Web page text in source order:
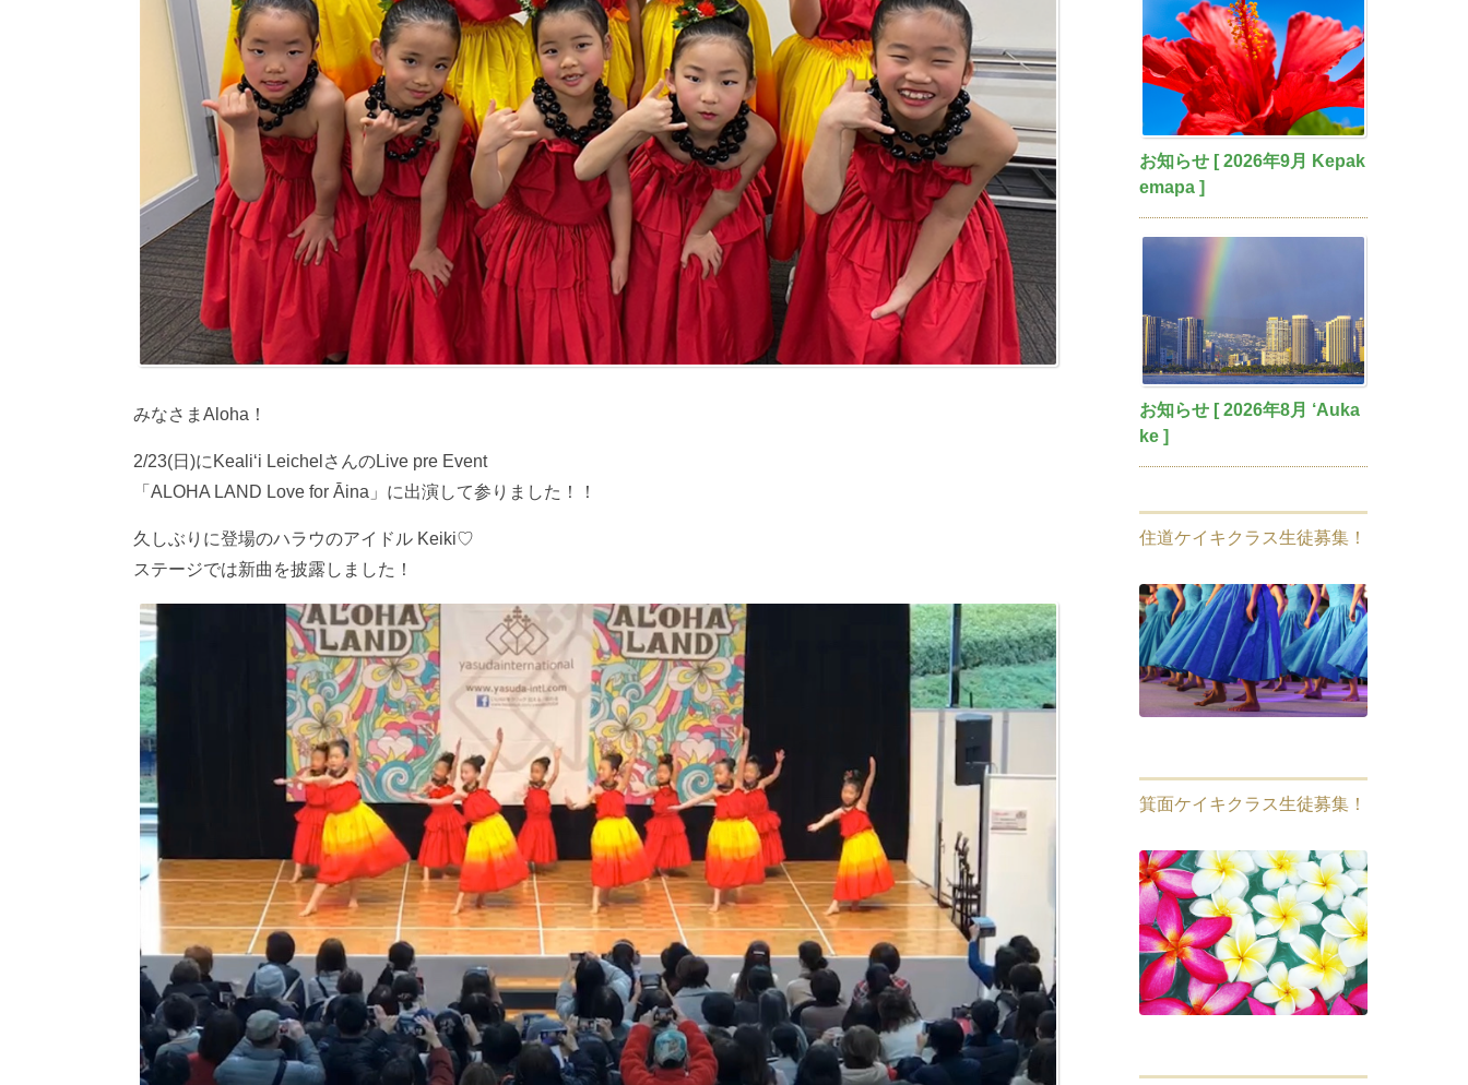
みなさまAloha！
2/23(日)にKealiʻi LeichelさんのLive pre Event
「ALOHA LAND Love for Āina」に出演して参りました！！
久しぶりに登場のハラウのアイドル Keiki♡
ステージでは新曲を披露しました！
お知らせ [ 2026年9月 Kepak
emapa ]
お知らせ [ 2026年8月 ‘Auka
ke ]
住道ケイキクラス生徒募集！
箕面ケイキクラス生徒募集！